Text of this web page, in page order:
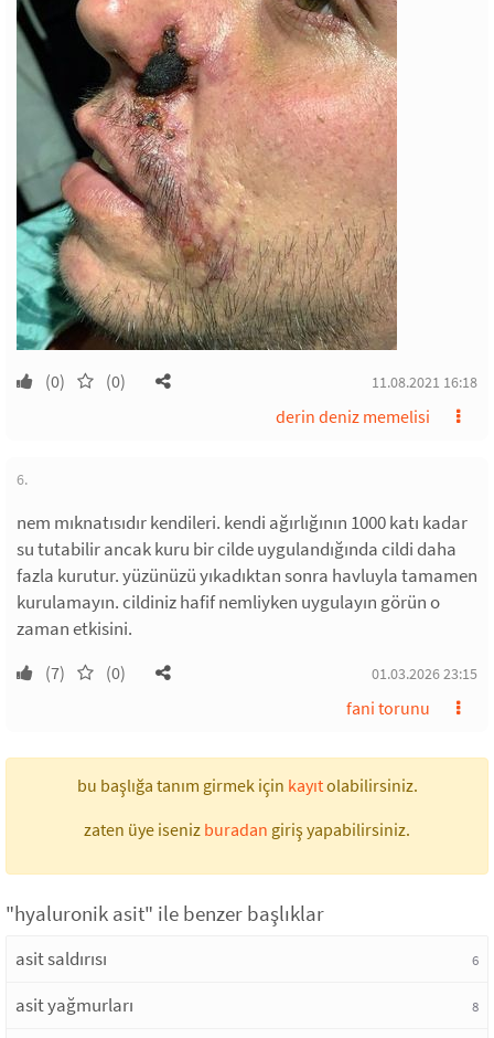
(0) (0) 11.08.2021 16:18
derin deniz memelisi
6.
nem mıknatısıdır kendileri. kendi ağırlığının 1000 katı kadar
su tutabilir ancak kuru bir cilde uygulandığında cildi daha
fazla kurutur. yüzünüzü yıkadıktan sonra havluyla tamamen
kurulamayın. cildiniz hafif nemliyken uygulayın görün o
zaman etkisini.
(7) (0) 01.03.2026 23:15
fani torunu
bu başlığa tanım girmek için kayıtolabilirsiniz.
zaten üye iseniz buradan giriş yapabilirsiniz.
"hyaluronik asit" ile benzer başlıklar
asit saldırısı 6
asit yağmurları 8